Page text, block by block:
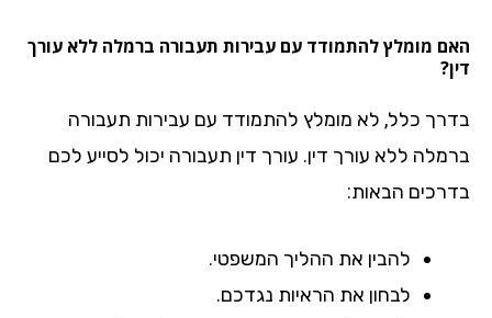
מומלץ להתמודד עם עבירות תעבורה ברמלה ללא עורך
כלל, לא מומלץ להתמודד עם עבירות תעבורה
ללא עורך דין. עורך דין תעבורה יכול לסייע לכם
הבאות:
להבין את ההליך המשפטי.
לבחון את הראיות נגדכם.